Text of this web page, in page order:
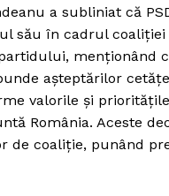
a subliniat că
său în cadrul
menționând
așteptărilor
valorile și
România. Aceste
coaliție, punând